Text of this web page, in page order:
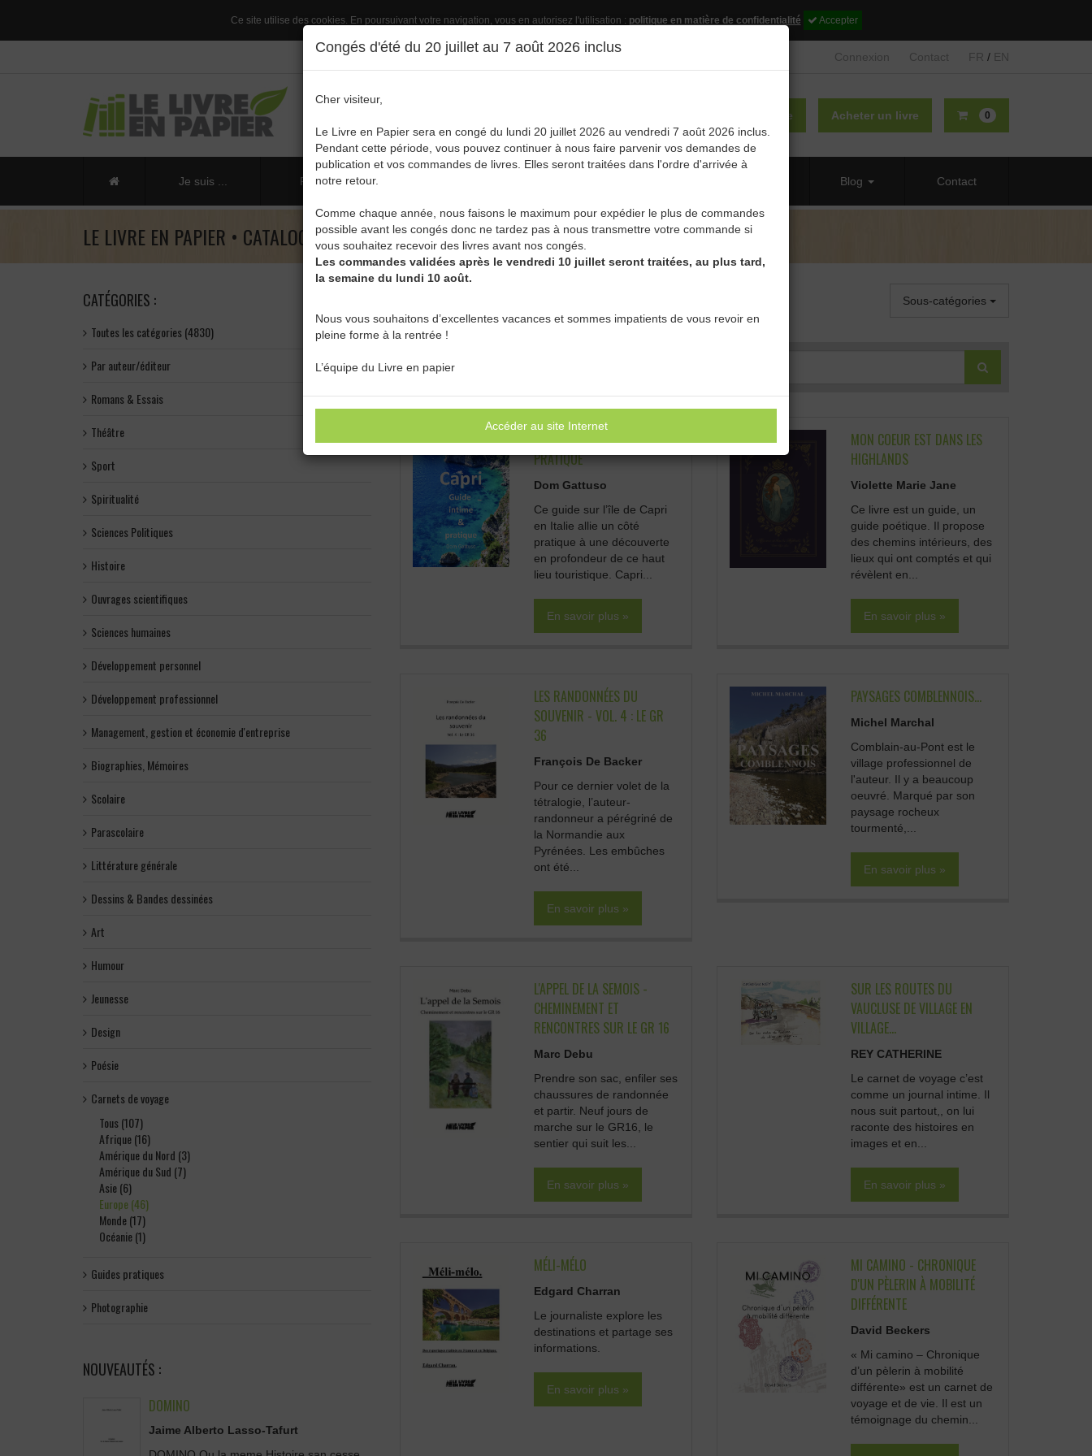
Ce site utilise des cookies. En poursuivant votre navigation, vous en autorisez l'utilisation : politique en matière de confidentialité Accepter
Congés d'été du 20 juillet au 7 août 2026 inclus
Cher visiteur,
Le Livre en Papier sera en congé du lundi 20 juillet 2026 au vendredi 7 août 2026 inclus.
Pendant cette période, vous pouvez continuer à nous faire parvenir vos demandes de
publication et vos commandes de livres. Elles seront traitées dans l'ordre d'arrivée à
notre retour.
Comme chaque année, nous faisons le maximum pour expédier le plus de commandes
possible avant les congés donc ne tardez pas à nous transmettre votre commande si
vous souhaitez recevoir des livres avant nos congés.
Les commandes validées après le vendredi 10 juillet seront traitées, au plus tard,
la semaine du lundi 10 août.
Nous vous souhaitons d’excellentes vacances et sommes impatients de vous revoir en
pleine forme à la rentrée !
L’équipe du Livre en papier
Accéder au site Internet
Connexion Contact FR / EN
0
Acheter un livre
Publier un livre
Je suis ... Publier un livre Blog Contact
LE LIVRE EN PAPIER • CATALOGUE
CATÉGORIES :
Toutes les catégories (4830)
Par auteur/éditeur
Romans & Essais
Théâtre
Sport
Spiritualité
Sciences Politiques
Histoire
Ouvrages scientifiques
Sciences humaines
Développement personnel
Développement professionnel
Management, gestion et économie d'entreprise
Biographies, Mémoires
Scolaire
Parascolaire
Littérature générale
Dessins & Bandes dessinées
Art
Humour
Jeunesse
Design
Poésie
Carnets de voyage
Tous (107)
Afrique (16)
Amérique du Nord (3)
Amérique du Sud (7)
Asie (6)
Europe (46)
Monde (17)
Océanie (1)
Guides pratiques
Photographie
NOUVEAUTÉS :
DOMINO
Jaime Alberto Lasso-Tafurt
Sous-catégories
CAPRI GUIDE INTIME &
PRATIQUE
Dom Gattuso
Ce guide sur l’île de Capri
en Italie allie un côté
pratique à une découverte
en profondeur de ce haut
lieu touristique. Capri...
En savoir plus »
MON COEUR EST DANS LES
HIGHLANDS
Violette Marie Jane
Ce livre est un guide, un
guide poétique. Il propose
des chemins intérieurs, des
lieux qui ont comptés et qui
révèlent en...
En savoir plus »
LES RANDONNÉES DU
SOUVENIR - VOL. 4 : LE GR
36
François De Backer
Pour ce dernier volet de la
tétralogie, l’auteur-
randonneur a pérégriné de
la Normandie aux
Pyrénées. Les embûches
ont été...
En savoir plus »
PAYSAGES COMBLENNOIS...
Michel Marchal
Comblain-au-Pont est le
village professionnel de
l'auteur. Il y a beaucoup
oeuvré. Marqué par son
paysage rocheux
tourmenté,...
En savoir plus »
L'APPEL DE LA SEMOIS -
CHEMINEMENT ET
RENCONTRES SUR LE GR 16
Marc Debu
Prendre son sac, enfiler ses
chaussures de randonnée
et partir. Neuf jours de
marche sur le GR16, le
sentier qui suit les...
En savoir plus »
SUR LES ROUTES DU
VAUCLUSE DE VILLAGE EN
VILLAGE...
REY CATHERINE
Le carnet de voyage c’est
comme un journal intime. Il
nous suit partout,, on lui
raconte des histoires en
images et en...
En savoir plus »
MÉLI-MÉLO
Edgard Charran
Le journaliste explore les
destinations et partage ses
informations.
En savoir plus »
MI CAMINO - CHRONIQUE
D'UN PÈLERIN À MOBILITÉ
DIFFÉRENTE
David Beckers
« Mi camino – Chronique
d’un pèlerin à mobilité
différente» est un carnet de
voyage et de vie. Il est un
témoignage du chemin...